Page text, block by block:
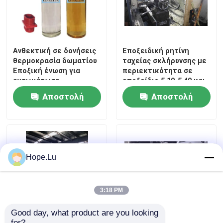
Ανθεκτική σε δονήσεις
θερμοκρασία δωματίου
Εποξική ένωση για
ενσωμάτωση
μετασχηματιστή CT/VT
ανθεκτικού σε ρωγμές
Αποστολή
Εποξειδική ρητίνη
ταχείας σκλήρυνσης με
περιεκτικότητα σε
εποξείδιο 5,10-5,40 και
πίεση ατμών ≤0,01 για
εφαρμογές υψηλής
Αποστολή
Hope.Lu
3:18 PM
Good day, what product are you looking